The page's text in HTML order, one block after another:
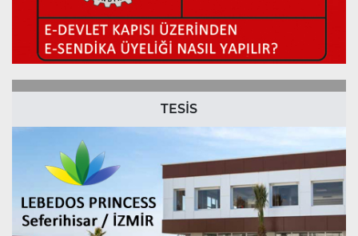
TESİS